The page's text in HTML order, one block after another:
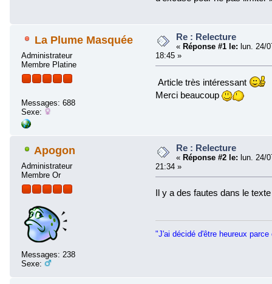
La Plume Masquée
Administrateur
Membre Platine
Messages: 688
Sexe:
Re : Relecture
« Réponse #1 le: lun. 24/
18:45 »
Article très intéressant
Merci beaucoup
Apogon
Administrateur
Membre Or
Messages: 238
Sexe:
Re : Relecture
« Réponse #2 le: lun. 24/
21:34 »
Il y a des fautes dans le
"J'ai décidé d'être heureux